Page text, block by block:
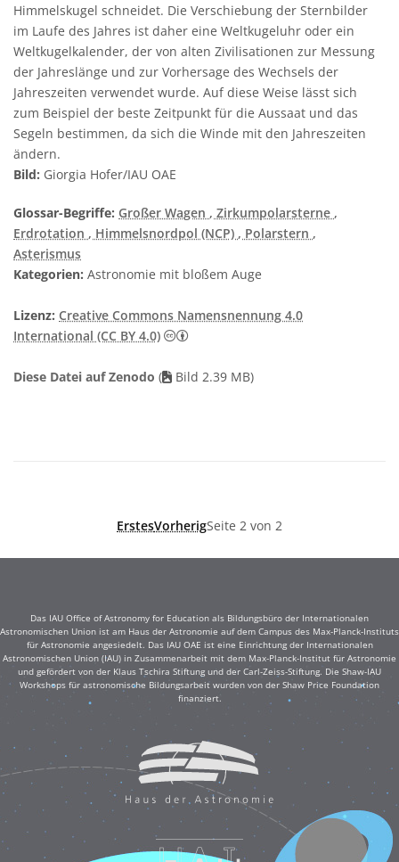
Himmelskugel schneidet. Die Verschiebung der Sternbilder
im Laufe des Jahres ist daher eine Weltkugeluhr oder ein
Weltkugelkalender, der von alten Zivilisationen zur Messung
der Jahreslänge und zur Vorhersage des Wechsels der
Jahreszeiten verwendet wurde. Auf diese Weise lässt sich
zum Beispiel der beste Zeitpunkt für die Aussaat und das
Segeln bestimmen, da sich die Winde mit den Jahreszeiten
ändern.
Bild: Giorgia Hofer/IAU OAE
Glossar-Begriffe: Großer Wagen , Zirkumpolarsterne ,
Erdrotation , Himmelsnordpol (NCP) , Polarstern ,
Asterismus
Kategorien: Astronomie mit bloßem Auge
Lizenz: Creative Commons Namensnennung 4.0
International (CC BY 4.0)
Creative Commons
Diese Datei auf Zenodo ( Bild 2.39 MB)
ErstesVorherigSeite 2 von 2
Das IAU Office of Astronomy for Education als Bildungsbüro der Internationalen
Astronomischen Union ist am Haus der Astronomie auf dem Campus des Max-Planck-Instituts
für Astronomie angesiedelt. Das IAU OAE ist eine Einrichtung der Internationalen
Astronomischen Union (IAU) in Zusammenarbeit mit dem Max-Planck-Institut für Astronomie
und gefördert von der Klaus Tschira Stiftung und der Carl-Zeiss-Stiftung. Die Shaw-IAU
Workshops für astronomische Bildungsarbeit wurden von der Shaw Price Foundation
finanziert.